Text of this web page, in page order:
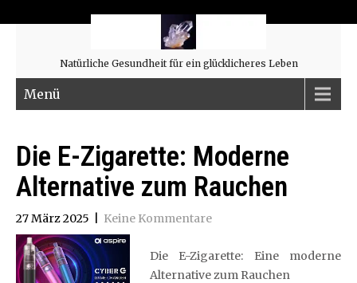
Natürliche Gesundheit für ein glücklicheres Leben
Menü
Die E-Zigarette: Moderne
Alternative zum Rauchen
27 März 2025 Keine Kommentare
Die E-Zigarette: Eine moderne
Alternative zum Rauchen